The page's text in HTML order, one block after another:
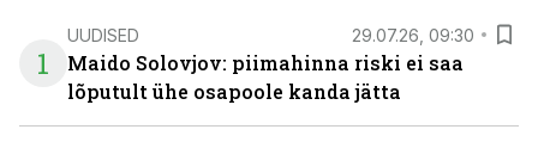
1
UUDISED 29.07.26, 09:30
Maido Solovjov: piimahinna riski ei saa
lõputult ühe osapoole kanda jätta